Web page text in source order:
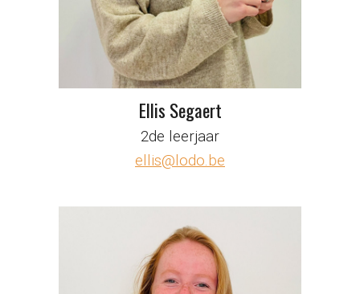
Ellis Segaert
2de leerjaar
ellis@lodo.be